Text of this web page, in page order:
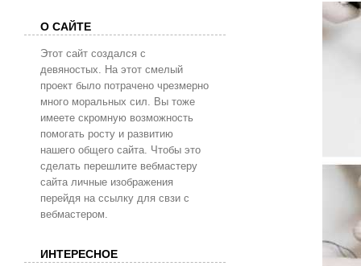
О САЙТЕ
Этот сайт создался с
девяностых. На этот смелый
проект было потрачено чрезмерно
много моральных сил. Вы тоже
имеете скромную возможность
помогать росту и развитию
нашего общего сайта. Чтобы это
сделать перешлите вебмастеру
сайта личные изображения
перейдя на ссылку для свзи с
вебмастером.
ИНТЕРЕСНОЕ